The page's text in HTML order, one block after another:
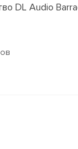
DL Audio